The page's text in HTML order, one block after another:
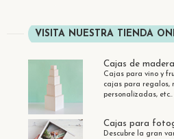
VISITA NUESTRA TIENDA
Cajas de madera
Cajas para vino y
cajas para regalos,
personalizadas, etc..
Cajas para
Descubre la gran